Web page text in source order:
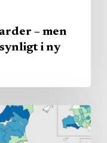
– men
i ny